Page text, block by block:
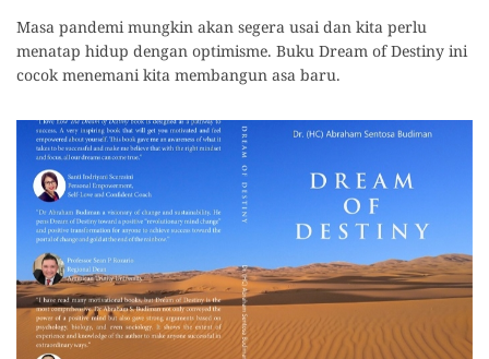
Masa pandemi mungkin akan segera usai dan kita perlu
menatap hidup dengan optimisme. Buku Dream of Destiny ini
cocok menemani kita membangun asa baru.